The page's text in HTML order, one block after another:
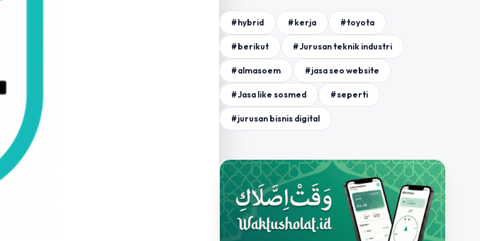
#hybrid #kerja #toyota
#berikut #Jurusan teknik industri
#almasoem #jasa seo website
#Jasa like sosmed #seperti
#jurusan bisnis digital